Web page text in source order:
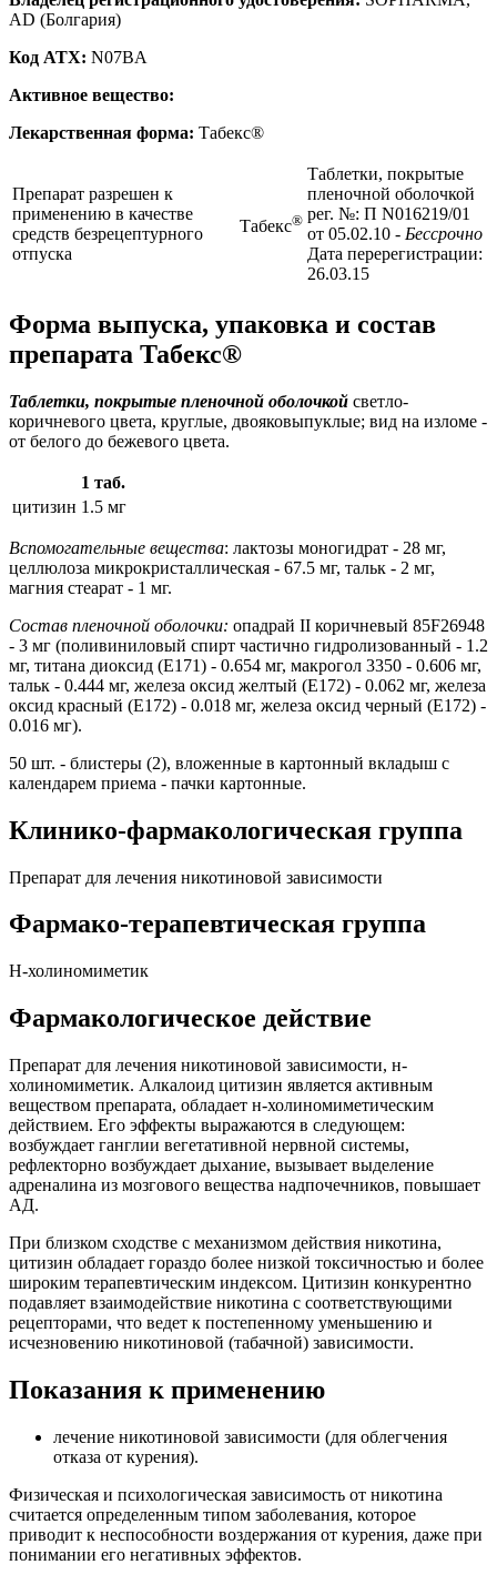
AD (Болгария)
Код ATX: N07BA
Активное вещество:
Лекарственная форма: Табекс®
Препарат разрешен к
применению в качестве
средств безрецептурного
отпуска
Табекс®
Таблетки, покрытые
пленочной оболочкой
рег. №: П N016219/01
от 05.02.10 - Бессрочно
Дата перерегистрации:
26.03.15
Форма выпуска, упаковка и состав
препарата Табекс®
Таблетки, покрытые пленочной оболочкой светло-
коричневого цвета, круглые, двояковыпуклые; вид на изломе -
от белого до бежевого цвета.
1 таб.
цитизин 1.5 мг
Вспомогательные вещества: лактозы моногидрат - 28 мг,
целлюлоза микрокристаллическая - 67.5 мг, тальк - 2 мг,
магния стеарат - 1 мг.
Состав пленочной оболочки: опадрай II коричневый 85F26948
- 3 мг (поливиниловый спирт частично гидролизованный - 1.2
мг, титана диоксид (Е171) - 0.654 мг, макрогол 3350 - 0.606 мг,
тальк - 0.444 мг, железа оксид желтый (Е172) - 0.062 мг, железа
оксид красный (Е172) - 0.018 мг, железа оксид черный (Е172) -
0.016 мг).
50 шт. - блистеры (2), вложенные в картонный вкладыш с
календарем приема - пачки картонные.
Клинико-фармакологическая группа
Препарат для лечения никотиновой зависимости
Фармако-терапевтическая группа
Н-холиномиметик
Фармакологическое действие
Препарат для лечения никотиновой зависимости, н-
холиномиметик. Алкалоид цитизин является активным
веществом препарата, обладает н-холиномиметическим
действием. Его эффекты выражаются в следующем:
возбуждает ганглии вегетативной нервной системы,
рефлекторно возбуждает дыхание, вызывает выделение
адреналина из мозгового вещества надпочечников, повышает
АД.
При близком сходстве с механизмом действия никотина,
цитизин обладает гораздо более низкой токсичностью и более
широким терапевтическим индексом. Цитизин конкурентно
подавляет взаимодействие никотина с соответствующими
рецепторами, что ведет к постепенному уменьшению и
исчезновению никотиновой (табачной) зависимости.
Показания к применению
лечение никотиновой зависимости (для облегчения
отказа от курения).
Физическая и психологическая зависимость от никотина
считается определенным типом заболевания, которое
приводит к неспособности воздержания от курения, даже при
понимании его негативных эффектов.